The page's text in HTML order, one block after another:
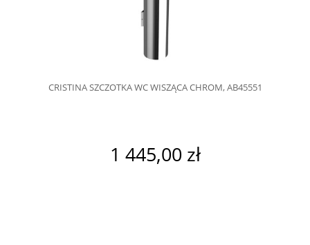
CRISTINA SZCZOTKA WC WISZĄCA CHROM, AB45551
1 445,00 zł